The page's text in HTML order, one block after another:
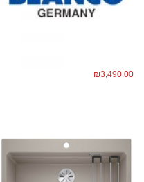
₪3,490.00